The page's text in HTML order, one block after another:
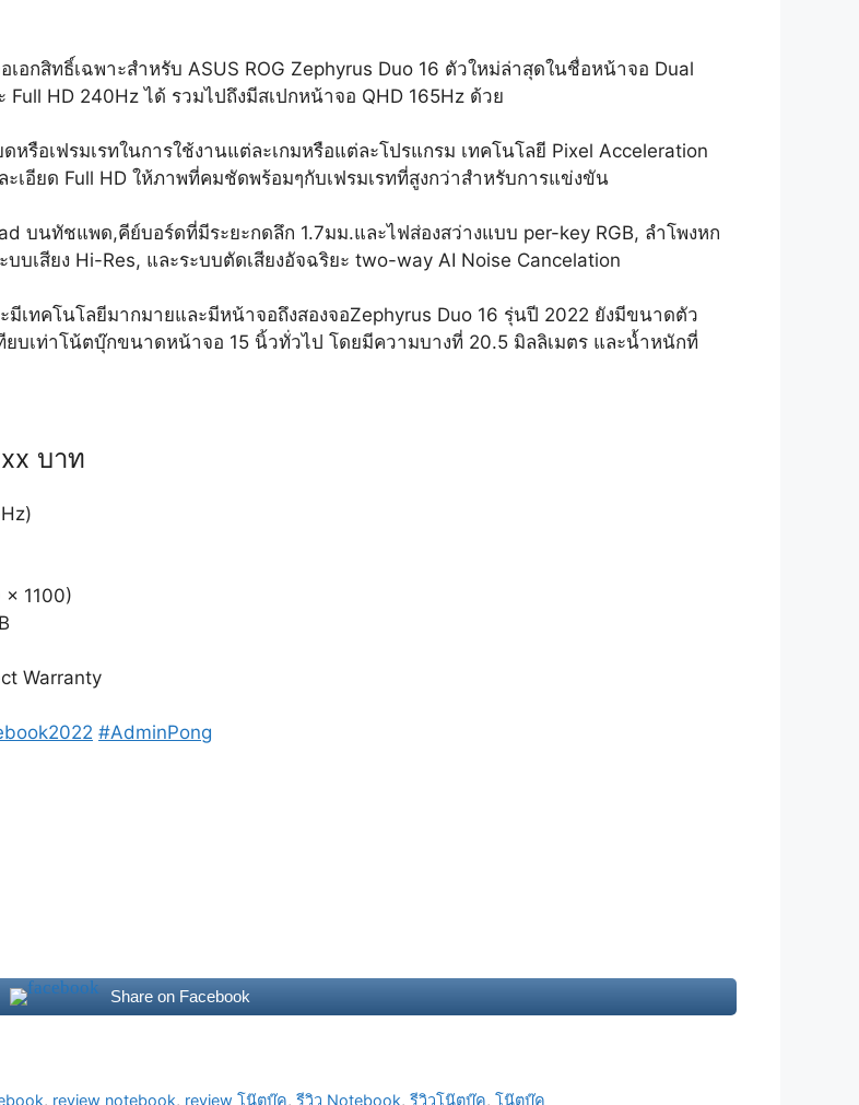
อกสิทธิ์เฉพาะสำหรับ ASUS ROG Zephyrus Duo 16 ตัวใหม่ล่าสุดในชื่อหน้าจอ Dual
HD 240Hz ได้ รวมไปถึงมีสเปกหน้าจอ QHD 165Hz ด้วย
หรือเฟรมเรทในการใช้งานแต่ละเกมหรือแต่ละโปรแกรม เทคโนโลยี Pixel Acceleration
เอียด Full HD ให้ภาพที่คมชัดพร้อมๆกับเฟรมเรทที่สูงกว่าสำหรับการแข่งขัน
บนทัชแพด,คีย์บอร์ดที่มีระยะกดลึก 1.7มม.และไฟส่องสว่างแบบ per-key RGB, ลำโพงหก
บเสียง Hi-Res, และระบบตัดเสียงอัจฉริยะ two-way AI Noise Cancelation
เทคโนโลยีมากมายและมีหน้าจอถึงสองจอZephyrus Duo 16 รุ่นปี 2022 ยังมีขนาดตัว
ยบเท่าโน้ตบุ๊กขนาดหน้าจอ 15 นิ้วทั่วไป โดยมีความบางที่ 20.5 มิลลิเมตร และน้ำหนักที่
บาท
x 1100)
Warranty
#AdminPong
Share on Facebook
, review notebook, review โน๊ตบุ๊ค,รีวิว Notebook,รีวิวโน๊ตบุ๊ค,โน๊ตบุ๊ค